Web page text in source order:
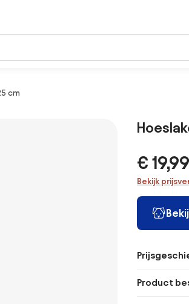
cm
€ 19,99
Bekijk
Product